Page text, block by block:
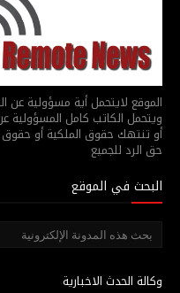
الموقع لايتحمل أية مسؤولية عن
ويتحمل الكاتب كامل المسؤولية
أو تنتهك حقوق الملكية أو
حق الرد للجميع
البحث في الموقع
وكالة الحدث الاخبارية